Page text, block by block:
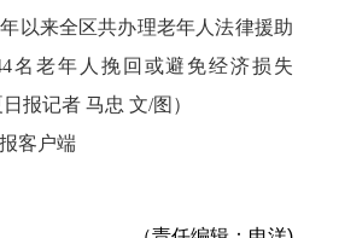
来全区共办理老年人法律援助
名老年人挽回或避免经济损失
报记者 马忠 文/图）
客户端